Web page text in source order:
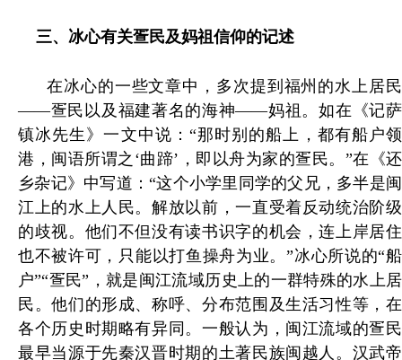
三、 冰心有关疍民及妈祖信仰的记述
在冰心的一些文章中，多次提到福州的水上居民
——疍民以及福建著名的海神——妈祖。如在《记萨
镇冰先生》一文中说：“那时别的船上，都有船户领
港，闽语所谓之‘曲蹄’，即以舟为家的疍民。”在《还
乡杂记》中写道：“这个小学里同学的父兄，多半是闽
江上的水上人民。解放以前，一直受着反动统治阶级
的歧视。他们不但没有读书识字的机会，连上岸居住
也不被许可，只能以打鱼操舟为业。”冰心所说的“船
户”“疍民”，就是闽江流域历史上的一群特殊的水上居
民。他们的形成、称呼、分布范围及生活习性等，在
各个历史时期略有异同。一般认为，闽江流域的疍民
最早当源于先秦汉晋时期的土著民族闽越人。汉武帝